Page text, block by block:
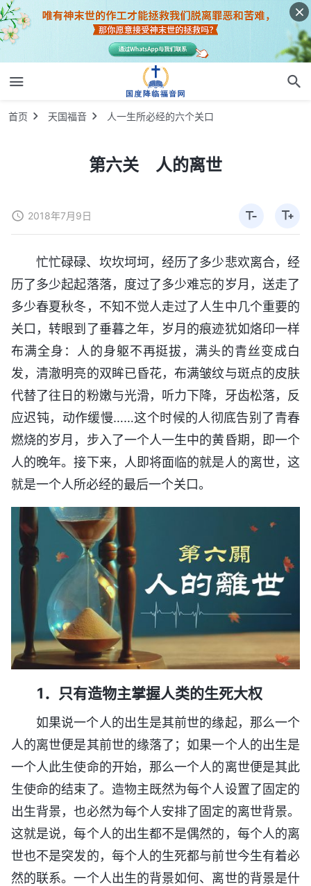
首页 天国福音 人一生所必经的六个关口
第六关 人的离世
2018年7月9日
忙忙碌碌、坎坎坷坷，经历了多少悲欢离合，经
历了多少起起落落，度过了多少难忘的岁月，送走了
多少春夏秋冬，不知不觉人走过了人生中几个重要的
关口，转眼到了垂暮之年，岁月的痕迹犹如烙印一样
布满全身：人的身躯不再挺拔，满头的青丝变成白
发，清澈明亮的双眸已昏花，布满皱纹与斑点的皮肤
代替了往日的粉嫩与光滑，听力下降，牙齿松落，反
应迟钝，动作缓慢……这个时候的人彻底告别了青春
燃烧的岁月，步入了一个人一生中的黄昏期，即一个
人的晚年。接下来，人即将面临的就是人的离世，这
就是一个人所必经的最后一个关口。
1．只有造物主掌握人类的生死大权
如果说一个人的出生是其前世的缘起，那么一个
人的离世便是其前世的缘落了；如果一个人的出生是
一个人此生使命的开始，那么一个人的离世便是其此
生使命的结束了。造物主既然为每个人设置了固定的
出生背景，也必然为每个人安排了固定的离世背景。
这就是说，每个人的出生都不是偶然的，每个人的离
世也不是突发的，每个人的生死都与前世今生有着必
然的联系。一个人出生的背景如何、离世的背景是什